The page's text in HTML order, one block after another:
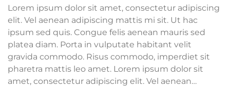
Lorem ipsum dolor sit amet, consectetur adipiscing
elit. Vel aenean adipiscing mattis mi sit. Ut hac
ipsum sed quis. Congue felis aenean mauris sed
platea diam. Porta in vulputate habitant velit
gravida commodo. Risus commodo, imperdiet sit
pharetra mattis leo amet. Lorem ipsum dolor sit
amet, consectetur adipiscing elit. Vel aenean